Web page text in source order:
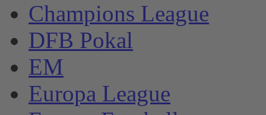
Champions League
DFB Pokal
EM
Europa League